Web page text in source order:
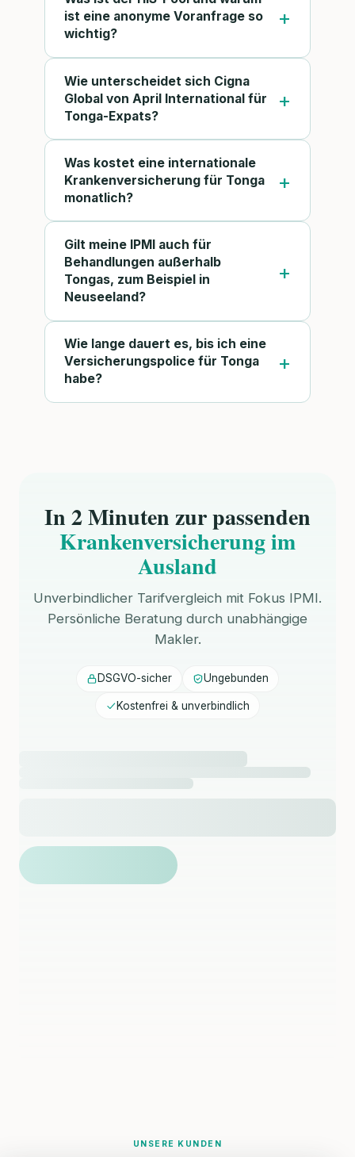
ist eine anonyme Voranfrage so
wichtig?
Wie unterscheidet sich Cigna
Global von April International für
Tonga-Expats?
Was kostet eine internationale
Krankenversicherung für Tonga
monatlich?
Gilt meine IPMI auch für
Behandlungen außerhalb
Tongas, zum Beispiel in
Neuseeland?
Wie lange dauert es, bis ich eine
Versicherungspolice für Tonga
habe?
In 2 Minuten zur passenden
Krankenversicherung im
Ausland
Unverbindlicher Tarifvergleich mit Fokus IPMI.
Persönliche Beratung durch unabhängige
Makler.
DSGVO-sicher Ungebunden
Kostenfrei & unverbindlich
UNSERE KUNDEN